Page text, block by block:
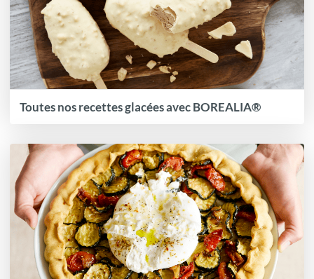
Toutes nos recettes glacées avec BOREALIA®